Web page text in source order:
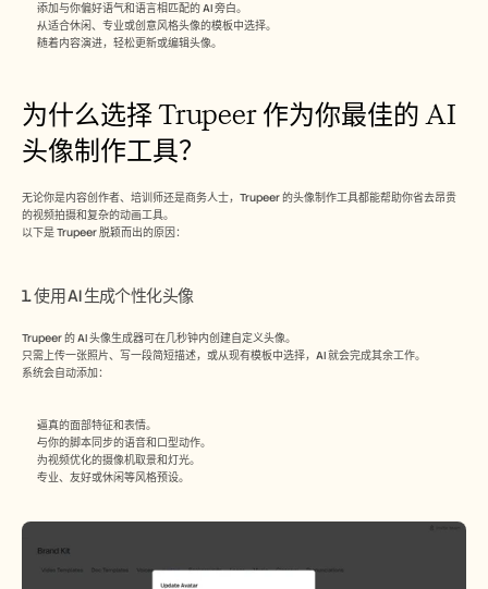
添加与你偏好语气和语言相匹配的 AI 旁白。
从适合休闲、专业或创意风格头像的模板中选择。
随着内容演进，轻松更新或编辑头像。
为什么选择 Trupeer 作为你最佳的 AI
头像制作工具？
无论你是内容创作者、培训师还是商务人士，Trupeer 的头像制作工具都能帮助你省去昂贵
的视频拍摄和复杂的动画工具。
以下是 Trupeer 脱颖而出的原因：
1. 使用 AI 生成个性化头像
Trupeer 的 AI 头像生成器可在几秒钟内创建自定义头像。
只需上传一张照片、写一段简短描述，或从现有模板中选择，AI 就会完成其余工作。
系统会自动添加：
逼真的面部特征和表情。
与你的脚本同步的语音和口型动作。
为视频优化的摄像机取景和灯光。
专业、友好或休闲等风格预设。